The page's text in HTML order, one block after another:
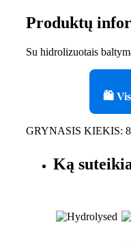
Produktų
Su hidrolizuotais
🛍️
GRYNASIS KIEKIS:
Ką